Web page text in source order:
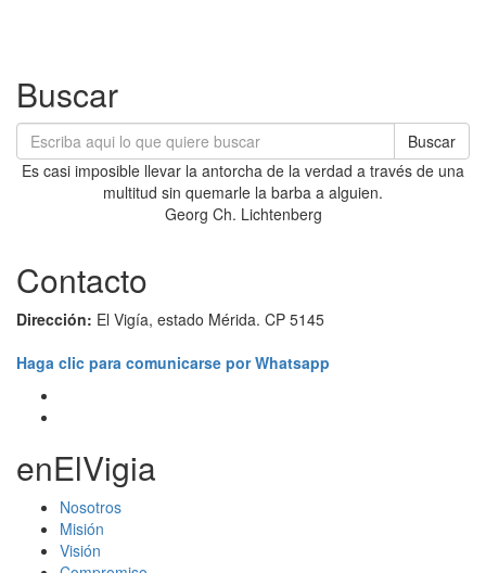
Buscar
Buscar
Es casi imposible llevar la antorcha de la verdad a través de una
multitud sin quemarle la barba a alguien.
Georg Ch. Lichtenberg
Contacto
Dirección: El Vigía, estado Mérida. CP 5145
Haga clic para comunicarse por Whatsapp
enElVigia
Nosotros
Misión
Visión